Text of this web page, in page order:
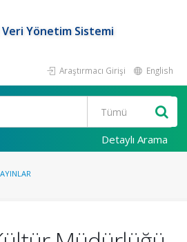
Yönetim Sistemi
Araştırmacı Girişi English
Detaylı Arama